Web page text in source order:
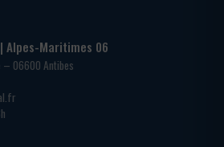
Maritimes 06
– 06600 Antibes